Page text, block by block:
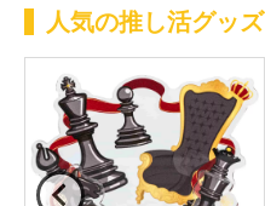
人気の推し活グッズ